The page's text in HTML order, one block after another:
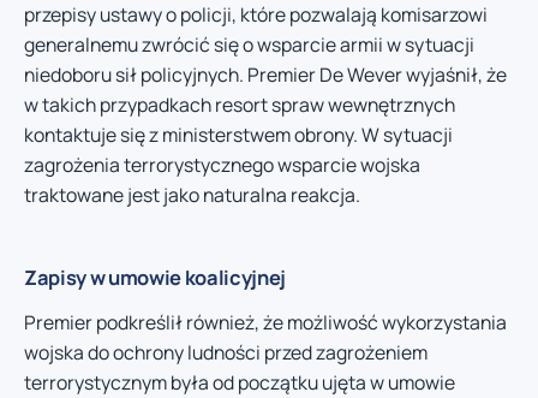
przepisy ustawy o policji, które pozwalają komisarzowi
generalnemu zwrócić się o wsparcie armii w sytuacji
niedoboru sił policyjnych. Premier De Wever wyjaśnił, że
w takich przypadkach resort spraw wewnętrznych
kontaktuje się z ministerstwem obrony. W sytuacji
zagrożenia terrorystycznego wsparcie wojska
traktowane jest jako naturalna reakcja.
Zapisy w umowie koalicyjnej
Premier podkreślił również, że możliwość wykorzystania
wojska do ochrony ludności przed zagrożeniem
terrorystycznym była od początku ujęta w umowie